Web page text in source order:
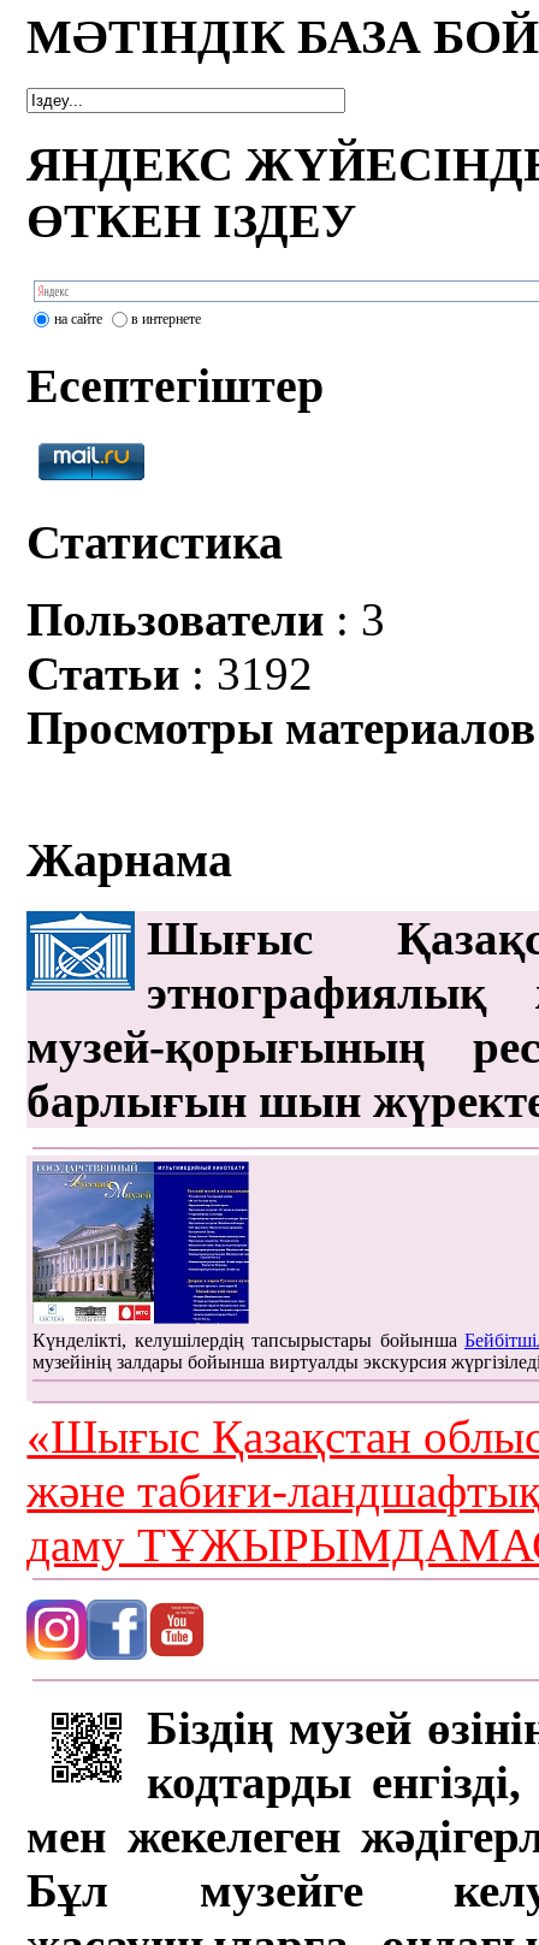
МӘТІНДІК БАЗА
ЯНДЕКС
ӨТКЕН ІЗДЕУ
на сайте в интернете
Есептегіштер
Статистика
Пользователи : 3
Статьи : 3192
Просмотры материалов
Жарнама
Шығыс
этнографиялық
музей-қорығының
барлығын шын
Күнделікті, келушілердің тапсырыстары бойынша
музейінің залдары бойынша виртуалды экскурсия
«Шығыс Қазақстан
және табиғи-
даму
Біздің музей
кодтарды
мен жекелеген
Бұл музейге